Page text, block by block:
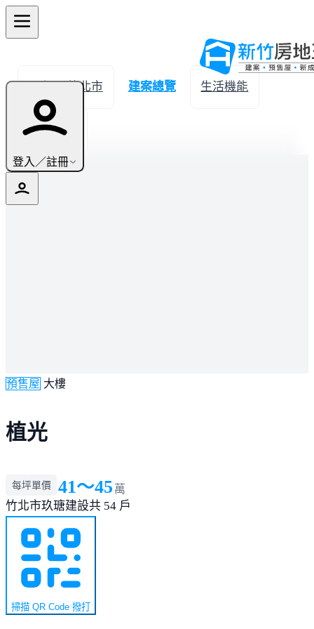
登入／註冊
← 返回竹北市 建案總覽 生活機能
實價登錄
預售屋 大樓
植光
每坪單價 41～45 萬
竹北市玖瑭建設共 54 戶
掃描 QR Code 撥打